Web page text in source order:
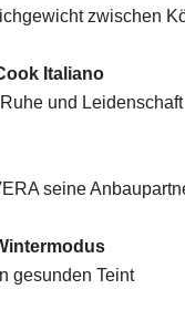
zwischen
Italiano
und Leidenschaft
seine
gesunden Teint